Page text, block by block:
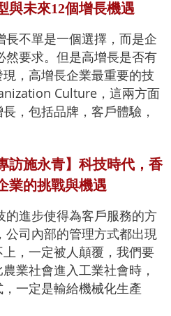
與未來12個增長機遇
長不單是一個選擇，而是企
然要求。但是高增長是否有
，高增長企業最重要的技
Culture，這兩方面
，包括品牌，客戶體驗，
訪施永青】科技時代，香
業的挑戰與機遇
的進步使得為客戶服務的方
公司內部的管理方式都出現
，一定被人顛覆，我們要
業社會進入工業社會時，
一定是輸給機械化生產